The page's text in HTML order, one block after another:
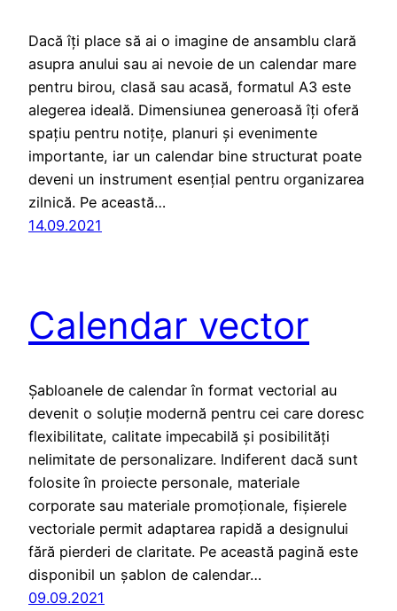
Dacă îți place să ai o imagine de ansamblu clară
asupra anului sau ai nevoie de un calendar mare
pentru birou, clasă sau acasă, formatul A3 este
alegerea ideală. Dimensiunea generoasă îți oferă
spațiu pentru notițe, planuri și evenimente
importante, iar un calendar bine structurat poate
deveni un instrument esențial pentru organizarea
zilnică. Pe această…
14.09.2021
Calendar vector
Șabloanele de calendar în format vectorial au
devenit o soluție modernă pentru cei care doresc
flexibilitate, calitate impecabilă și posibilități
nelimitate de personalizare. Indiferent dacă sunt
folosite în proiecte personale, materiale
corporate sau materiale promoționale, fișierele
vectoriale permit adaptarea rapidă a designului
fără pierderi de claritate. Pe această pagină este
disponibil un șablon de calendar…
09.09.2021